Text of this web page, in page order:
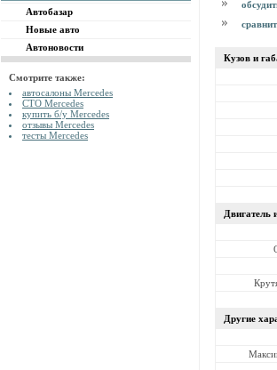
Автобазар
Новые авто
Автоновости
Смотрите также:
автосалоны Mercedes
СТО Mercedes
купить б/у Mercedes
отзывы Mercedes
тесты Mercedes
Кузов и
Двигатель
Другие